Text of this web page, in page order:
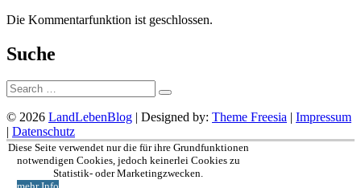
Die Kommentarfunktion ist geschlossen.
Suche
Suche:
© 2026 LandLebenBlog | Designed by: Theme Freesia | Impressum
| Datenschutz
Nach
oben
Diese Seite verwendet nur die für ihre Grundfunktionen
notwendigen Cookies, jedoch keinerlei Cookies zu
Statistik- oder Marketingzwecken.